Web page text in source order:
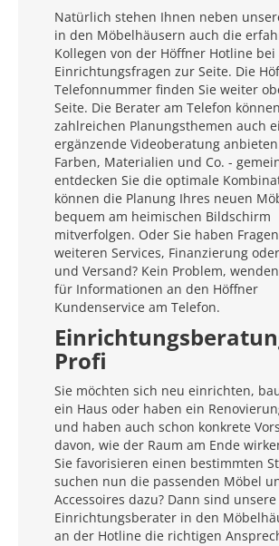
Natürlich stehen Ihnen neben
in den Möbelhäusern auch die
Kollegen von der Höffner Hotline bei
Einrichtungsfragen zur Seite. Die
Telefonnummer finden Sie weiter
Seite. Die Berater am Telefon
zahlreichen Planungsthemen auch
ergänzende Videoberatung
Farben, Materialien und Co. -
entdecken Sie die optimale
können die Planung Ihres neuen
bequem am heimischen Bildschirm
mitverfolgen. Oder Sie haben
weiteren Services, Finanzierung
und Versand? Kein Problem,
für Informationen an den Höffner
Kundenservice am Telefon.
Profi
Sie möchten sich neu einrichten,
ein Haus oder haben ein
und haben auch schon konkrete
davon, wie der Raum am Ende
Sie favorisieren einen bestimmten
suchen nun die passenden Möbel
Accessoires dazu? Dann sind unsere
Einrichtungsberater in den
an der Hotline die richtigen